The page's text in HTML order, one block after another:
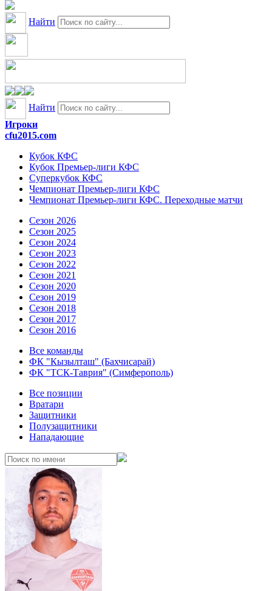
Найти
Найти
Игроки
cfu2015.com
Кубок КФС
Кубок Премьер-лиги КФС
Суперкубок КФС
Чемпионат Премьер-лиги КФС
Чемпионат Премьер-лиги КФС. Переходные матчи
Сезон 2026
Сезон 2025
Сезон 2024
Сезон 2023
Сезон 2022
Сезон 2021
Сезон 2020
Сезон 2019
Сезон 2018
Сезон 2017
Сезон 2016
Все команды
ФК "Кызылташ" (Бахчисарай)
ФК "ТСК-Таврия" (Симферополь)
Все позиции
Вратари
Защитники
Полузащитники
Нападающие